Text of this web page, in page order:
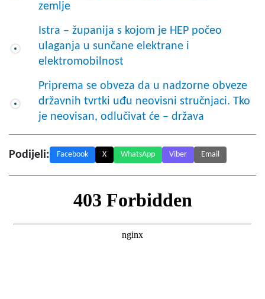
zemlje
Istra – županija s kojom je HEP počeo
ulaganja u sunčane elektrane i
elektromobilnost
Priprema se obveza da u nadzorne obveze
državnih tvrtki uđu neovisni stručnjaci. Tko
je neovisan, odlučivat će – država
Podijeli: Facebook X WhatsApp Viber Email